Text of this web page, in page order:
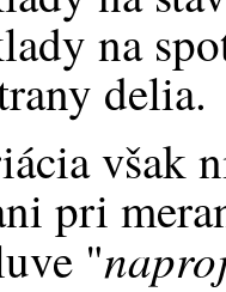
na
delia.
však
pri
"